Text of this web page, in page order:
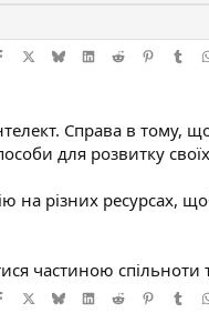
FacebookX (Twitter)
BlueskyLinkedInReddit
Справа в тому,
для розвитку
на різних ресурсах,
частиною спільноти
FacebookX (Twitter)
BlueskyLinkedInReddit